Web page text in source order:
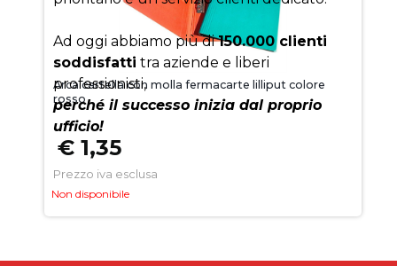
Arca cartella con molla fermacarte lilliput colore
rosso
€ 1,35
Prezzo iva esclusa
Non disponibile
Ad oggi abbiamo più di150.000 clienti
soddisfatti tra aziende e liberi
professionisti,
perché il successo inizia dal proprio
ufficio!